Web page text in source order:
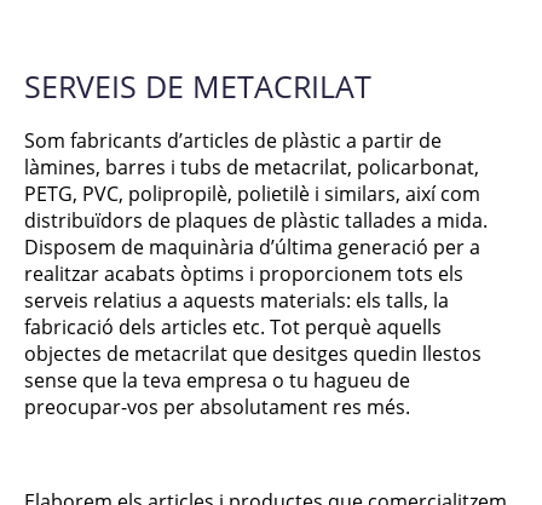
SERVEIS DE METACRILAT
Som fabricants d’articles de plàstic a partir de
làmines, barres i tubs de metacrilat, policarbonat,
PETG, PVC, polipropilè, polietilè i similars, així com
distribuïdors de plaques de plàstic tallades a mida.
Disposem de maquinària d’última generació per a
realitzar acabats òptims i proporcionem tots els
serveis relatius a aquests materials: els talls, la
fabricació dels articles etc. Tot perquè aquells
objectes de metacrilat que desitges quedin llestos
sense que la teva empresa o tu hagueu de
preocupar-vos per absolutament res més.